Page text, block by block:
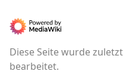
Diese Seite wurde
bearbeitet.